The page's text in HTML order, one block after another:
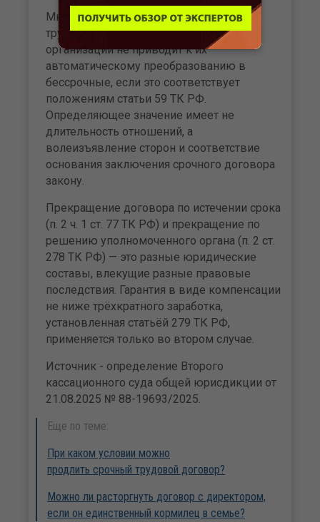
Многократное заключение срочных
трудовых договоров с руководителем
организации не приводит к их
автоматическому преобразованию в
бессрочные, если это соответствует
положениям статьи 59 ТК РФ.
Определяющее значение имеет не
длительность отношений, а
волеизъявление сторон и соответствие
основания заключения срочного договора
закону.
Прекращение договора по истечении срока
(п. 2 ч. 1 ст. 77 ТК РФ) и прекращение по
решению уполномоченного органа (п. 2 ст.
278 ТК РФ) — это разные юридические
составы, влекущие разные правовые
последствия. Гарантия в виде компенсации
не ниже трёхкратного заработка,
установленная статьёй 279 ТК РФ,
применяется только во втором случае.
Источник - определение Второго
кассационного суда общей юрисдикции от
21.08.2025 № 88-19693/2025.
Еще по теме:
При каком условии можно
продлить срочный трудовой договор?
Можно ли расторгнуть договор с директором,
если он единственный кормилец в семье?